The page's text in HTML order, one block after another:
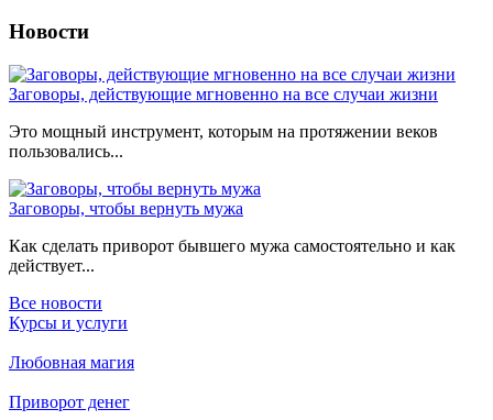
Новости
Заговоры, действующие мгновенно на все случаи жизни
Это мощный инструмент, которым на протяжении веков
пользовались...
Заговоры, чтобы вернуть мужа
Как сделать приворот бывшего мужа самостоятельно и как
действует...
Все новости
Курсы и услуги
Любовная магия
Приворот денег